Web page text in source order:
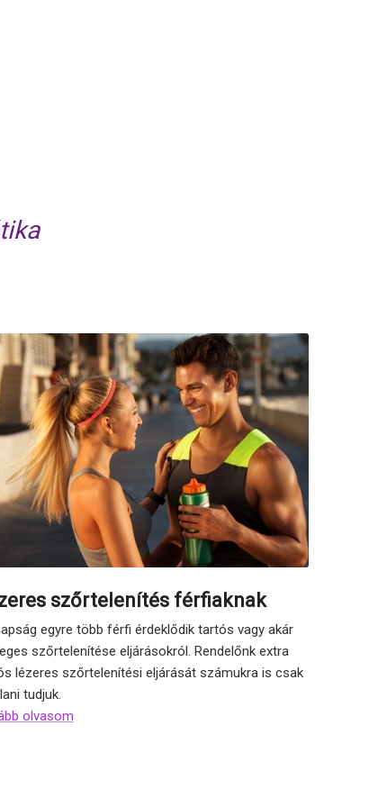
szőrtelenítés férfiaknak
egyre több férfi érdeklődik tartós vagy akár
szőrtelenítése eljárásokról. Rendelőnk extra
lézeres szőrtelenítési eljárását számukra is csak
tudjuk.
olvasom